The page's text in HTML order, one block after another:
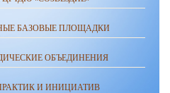
БАЗОВЫЕ ПЛОЩАДКИ
ОБЪЕДИНЕНИЯ
И ИНИЦИАТИВ